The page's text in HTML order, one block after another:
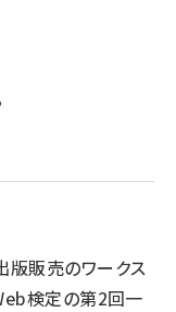
版販売のワークス
検定の第2回一